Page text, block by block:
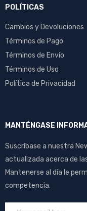
POLÍTICAS
Cambios y Devoluciones
Términos de Pago
Términos de Envío
Términos de Uso
Política de Privacidad
MANTÉNGASE
Suscríbase a nuestra
actualizada acerca de
Mantenerse al día le
competencia.